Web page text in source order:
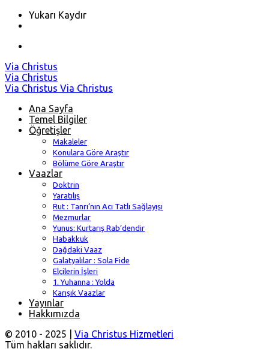
Yukarı Kaydır
Skip
to
content
Via Christus
Via Christus
Via Christus Via Christus
Ana Sayfa
Temel Bilgiler
Öğretişler
Makaleler
Konulara Göre Araştır
Bölüme Göre Araştır
Vaazlar
Doktrin
Yaratılış
Rut : Tanrı’nın Acı Tatlı Sağlayışı
Mezmurlar
Yunus: Kurtarış Rab’dendir
Habakkuk
Dağdaki Vaaz
Galatyalılar : Sola Fide
Elçilerin İşleri
1. Yuhanna : Yolda
Karışık Vaazlar
Yayınlar
Hakkımızda
© 2010 - 2025 | Via Christus Hizmetleri
Tüm hakları saklıdır.